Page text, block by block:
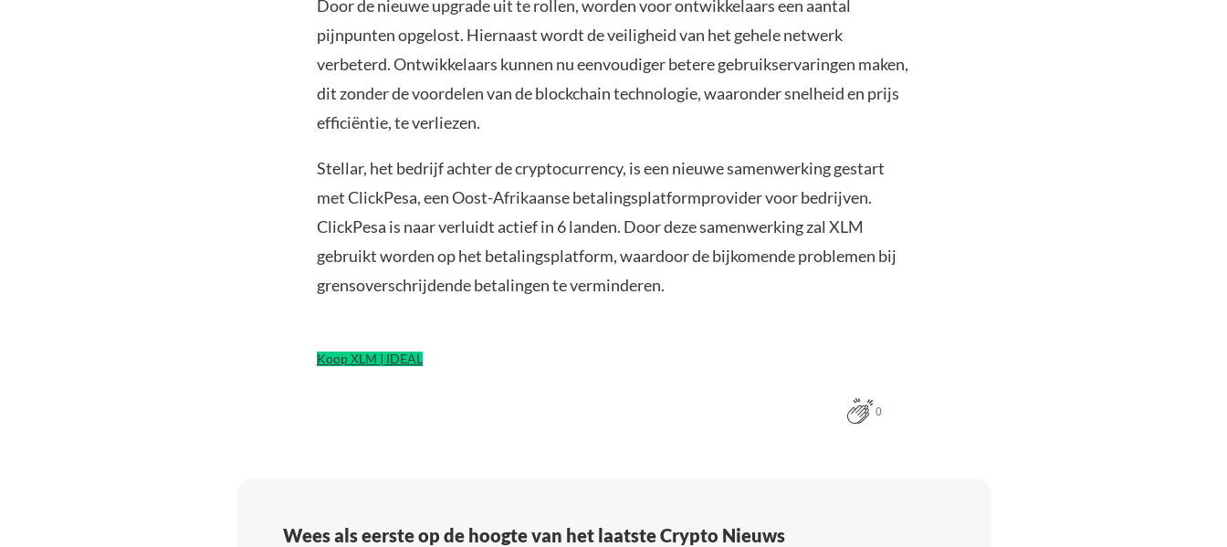
Door de nieuwe upgrade uit te rollen, worden voor ontwikkelaars een aantal
pijnpunten opgelost. Hiernaast wordt de veiligheid van het gehele netwerk
verbeterd. Ontwikkelaars kunnen nu eenvoudiger betere gebruikservaringen maken,
dit zonder de voordelen van de blockchain technologie, waaronder snelheid en prijs
efficiëntie, te verliezen.
Stellar, het bedrijf achter de cryptocurrency, is een nieuwe samenwerking gestart
met ClickPesa, een Oost-Afrikaanse betalingsplatformprovider voor bedrijven.
ClickPesa is naar verluidt actief in 6 landen. Door deze samenwerking zal XLM
gebruikt worden op het betalingsplatform, waardoor de bijkomende problemen bij
grensoverschrijdende betalingen te verminderen.
Koop XLM | IDEAL
0
Wees als eerste op de hoogte van het laatste Crypto Nieuws